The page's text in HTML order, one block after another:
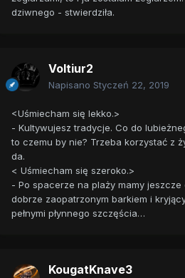
dziwnego - stwierdziła.
Voltiur2
Napisano Styczeń 22, 2019
<Uśmiecham się lekko.>
- Kultywujesz tradycje. Co do
to czemu by nie? Trzeba korzystać z
da.
< Uśmiecham się szeroko.>
- Po spacerze na plaży mamy
dobrze zaopatrzonym barkiem i
pełnymi płynnego szczęścia…
KougatKnave3